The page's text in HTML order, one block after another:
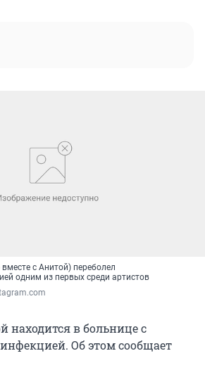
с Анитой) переболел
одним из первых среди артистов
находится в больнице с
Об этом сообщает